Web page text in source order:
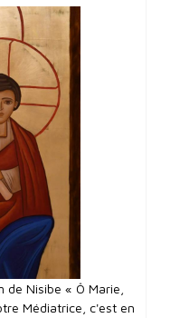
de Nisibe « Ô Marie,
Médiatrice, c'est en